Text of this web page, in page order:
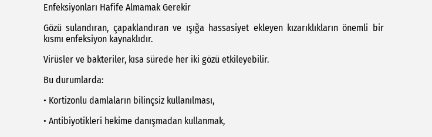
Enfeksiyonları Hafife Almamak Gerekir
Gözü sulandıran, çapaklandıran ve ışığa hassasiyet ekleyen kızarıklıkların önemli bir
kısmı enfeksiyon kaynaklıdır.
Virüsler ve bakteriler, kısa sürede her iki gözü etkileyebilir.
Bu durumlarda:
• Kortizonlu damlaların bilinçsiz kullanılması,
• Antibiyotikleri hekime danışmadan kullanmak,